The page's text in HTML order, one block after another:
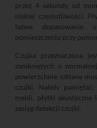
przez 4 sekundy od
niskiej częstotliwości.
łatwe dopasowanie
pomieszczeniu przy
Czujka przeznaczona
zamkniętych o
powierzchnie szklane
czujki. Należy
mebli, płytki akustyczne
zasięg detekcji czujki.